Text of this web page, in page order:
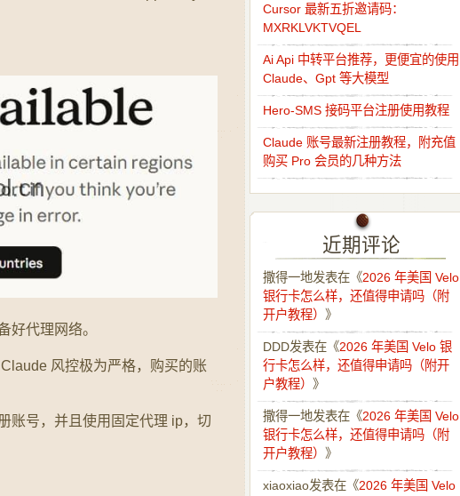
好代理网络。
风控极为严格，购买的账
账号，并且使用固定代理 ip，切
Cursor 最新五折邀请码：
MXRKLVKTVQEL
Ai Api 中转平台推荐，更便宜的使用
Claude、Gpt 等大模型
Hero-SMS 接码平台注册使用教程
Claude 账号最新注册教程，附充值
购买 Pro 会员的几种方法
近期评论
撒得一地发表在《2026 年美国 Velo
银行卡怎么样，还值得申请吗（附
开户教程） 》
DDD发表在《2026 年美国 Velo 银
行卡怎么样，还值得申请吗（附开
户教程） 》
撒得一地发表在《2026 年美国 Velo
银行卡怎么样，还值得申请吗（附
开户教程） 》
xiaoxiao发表在《2026 年美国 Velo